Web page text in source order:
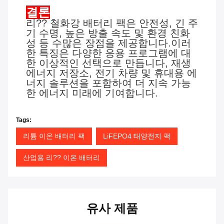
결론
리?? 철화강 배터리 팩은 안전성, 긴 주
기 수명, 높은 방출 속도 및 환경 친화
성 등 수많은 장점을 제공합니다.이러
한 특징은 다양한 응용 프로그램에 대
한 이상적인 선택으로 만듭니다, 재생
에너지 저장소, 전기 차량 및 휴대용 에
너지 솔루션을 포함하여 더 지속 가능
한 에너지 미래에 기여합니다.
Tags:
리튬 이온 배터리 팩 LiFEPO4 태양전지 팩
산업용 리?? 이온 배터리
유사 제품